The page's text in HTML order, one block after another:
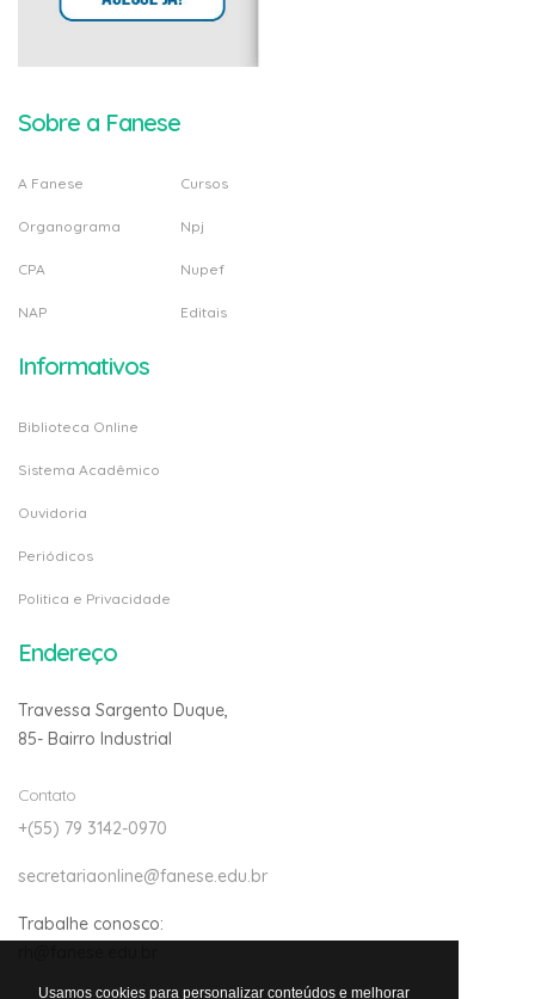
Usamos cookies para personalizar conteúdos e melhorar
Sobre a Fanese
A Fanese
Organograma
CPA
NAP
Cursos
Npj
Nupef
Editais
Informativos
Biblioteca Online
Sistema Acadêmico
Ouvidoria
Periódicos
Politica e Privacidade
Endereço
Travessa Sargento Duque,
85- Bairro Industrial
Contato
+(55) 79 3142-0970
secretariaonline@fanese.edu.br
Trabalhe conosco: